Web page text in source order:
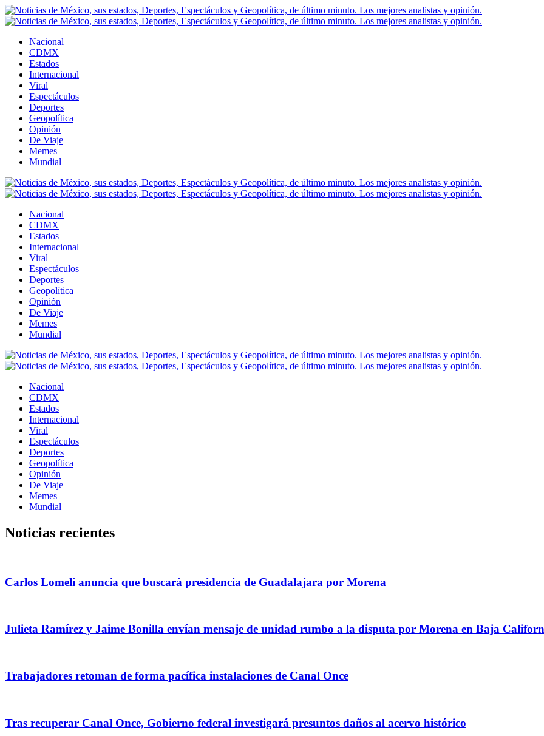
Nacional
CDMX
Estados
Internacional
Viral
Espectáculos
Deportes
Geopolítica
Opinión
De Viaje
Memes
Mundial
Nacional
CDMX
Estados
Internacional
Viral
Espectáculos
Deportes
Geopolítica
Opinión
De Viaje
Memes
Mundial
Nacional
CDMX
Estados
Internacional
Viral
Espectáculos
Deportes
Geopolítica
Opinión
De Viaje
Memes
Mundial
Noticias recientes
Carlos Lomelí anuncia que buscará presidencia de Guadalajara por Morena
Julieta Ramírez y Jaime Bonilla envían mensaje de unidad rumbo a la disputa por Morena en Baja
Trabajadores retoman de forma pacífica instalaciones de Canal Once
Tras recuperar Canal Once, Gobierno federal investigará presuntos daños al acervo histórico